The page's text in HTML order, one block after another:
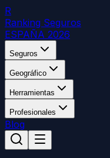
R
Ranking Seguros
ESPAÑA 2026
Seguros
Geográfico
Herramientas
Profesionales
Blog